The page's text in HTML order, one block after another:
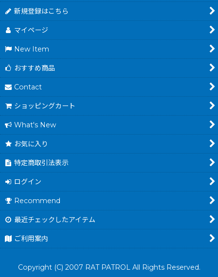
新規登録はこちら
マイページ
New Item
おすすめ商品
Contact
ショッピングカート
What's New
お気に入り
特定商取引法表示
ログイン
Recommend
最近チェックしたアイテム
ご利用案内
Copyright (C) 2007 RAT PATROL All Rights Reserved.